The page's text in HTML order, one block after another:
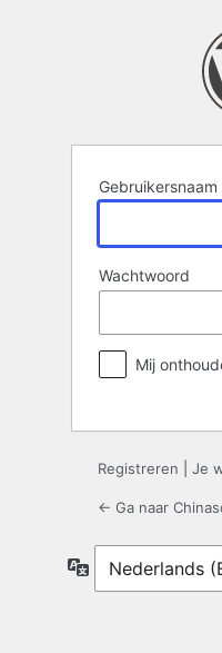
Wachtwoord
Mij
Registreren Je
← Ga naar
Taal